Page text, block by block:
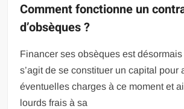
Comment fonctionne un
d’obsèques ?
Financer ses obsèques est
s’agit de se constituer un capital pour
éventuelles charges à ce moment et
lourds frais à sa